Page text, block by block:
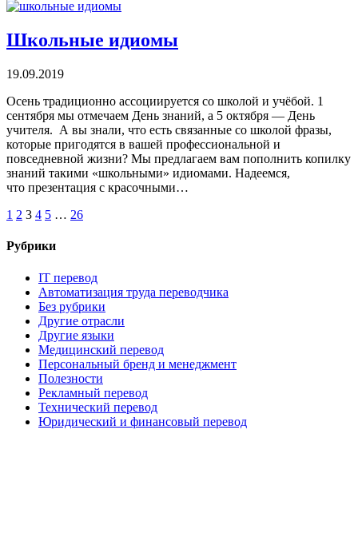
Школьные идиомы
19.09.2019
Осень традиционно ассоциируется со школой и учёбой. 1
сентября мы отмечаем День знаний, а 5 октября — День
учителя. А вы знали, что есть связанные со школой фразы,
которые пригодятся в вашей профессиональной и
повседневной жизни? Мы предлагаем вам пополнить копилку
знаний такими «школьными» идиомами. Надеемся,
что презентация с красочными…
1 2 3 4 5 … 26
Рубрики
IT перевод
Автоматизация труда переводчика
Без рубрики
Другие отрасли
Другие языки
Медицинский перевод
Персональный бренд и менеджмент
Полезности
Рекламный перевод
Технический перевод
Юридический и финансовый перевод